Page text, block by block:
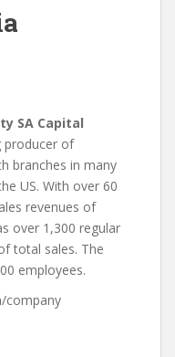
SA Capital
producer of
branches in many
US. With over 60
revenues of
over 1,300 regular
total sales. The
employees.
company